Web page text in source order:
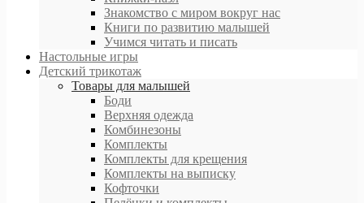
Знакомство с миром вокруг нас
Книги по развитию малышей
Учимся читать и писать
Настольные игры
Детский трикотаж
Товары для малышей
Боди
Верхняя одежда
Комбинезоны
Комплекты
Комплекты для крещения
Комплекты на выписку
Кофточки